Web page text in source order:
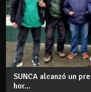
SUNCA alcanzó un
hor...